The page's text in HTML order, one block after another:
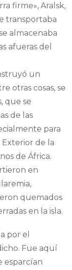
firme», Aralsk,
transportaba
almacenaba
afueras del
un
otras cosas, se
que se
de las
para
Exterior de la
de África.
en
quemados
en la isla.
por el
Fue aquí
esparcían